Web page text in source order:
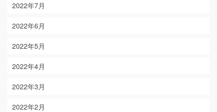
2022年7月
2022年6月
2022年5月
2022年4月
2022年3月
2022年2月